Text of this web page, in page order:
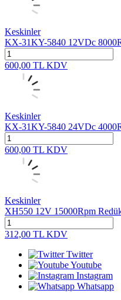
Keskinler
KX-31KY-5840 12VDc
600,00 TL KDV
Keskinler
KX-31KY-5840 24VDc
600,00 TL KDV
Keskinler
XH550 12V 15000Rpm
312,00 TL KDV
Twitter
Youtube
Instagram
Whatsapp